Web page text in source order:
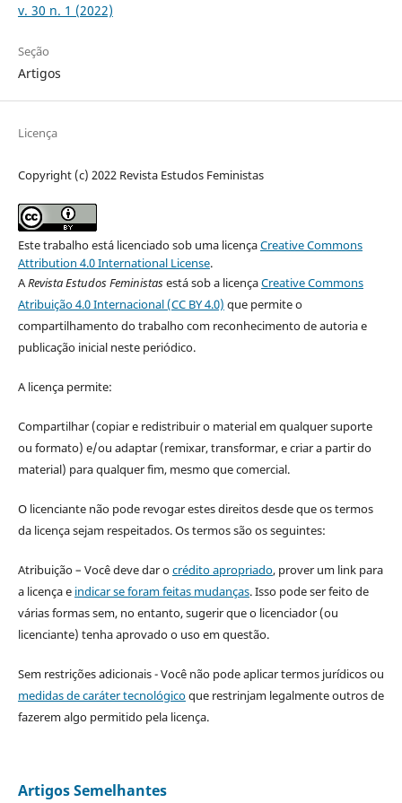
v. 30 n. 1 (2022)
Seção
Artigos
Licença
Copyright (c) 2022 Revista Estudos Feministas
Este trabalho está licenciado sob uma licençaCreative Commons
Attribution 4.0 International License.
ARevista Estudos Feministasestá sob a licençaCreative Commons
Atribuição 4.0 Internacional (CC BY 4.0) que permite o
compartilhamento do trabalho com reconhecimento de autoria e
publicação inicial neste periódico.
A licença permite:
Compartilhar (copiar e redistribuir o material em qualquer suporte
ou formato) e/ou adaptar (remixar, transformar, e criar a partir do
material) para qualquer fim, mesmo que comercial.
O licenciante não pode revogar estes direitos desde que os termos
da licença sejam respeitados. Os termos são os seguintes:
Atribuição – Você deve dar ocrédito apropriado, prover um link para
a licença e indicar se foram feitas mudanças. Isso pode ser feito de
várias formas sem, no entanto, sugerir que o licenciador (ou
licenciante) tenha aprovado o uso em questão.
Sem restrições adicionais - Você não pode aplicar termos jurídicos ou
medidas de caráter tecnológicoque restrinjam legalmente outros de
fazerem algo permitido pela licença.
Artigos Semelhantes